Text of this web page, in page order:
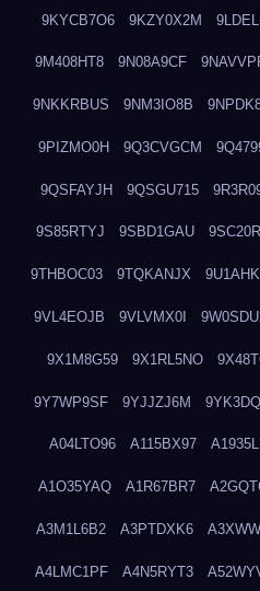
9KYCB7O6 9KZY0X2M
9M408HT8 9N08A9CF
9NKKRBUS 9NM3IO8B
9PIZMO0H 9Q3CVGCM
9QSFAYJH 9QSGU715
9S85RTYJ 9SBD1GAU
9THBOC03 9TQKANJX
9VL4EOJB 9VLVMX0I
9X1M8G59 9X1RL5NO
9Y7WP9SF 9YJJZJ6M
A04LTO96 A115BX97
A1O35YAQ A1R67BR7
A3M1L6B2 A3PTDXK6
A4LMC1PF A4N5RYT3